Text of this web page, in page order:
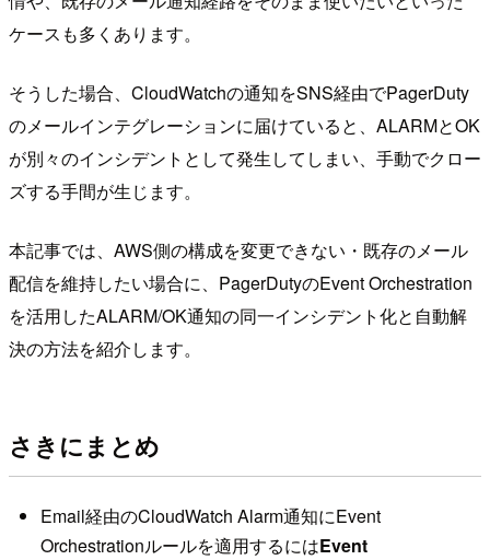
ケースも多くあります。
そうした場合、CloudWatchの通知をSNS経由でPagerDuty
のメールインテグレーションに届けていると、ALARMとOK
が別々のインシデントとして発生してしまい、手動でクロー
ズする手間が生じます。
本記事では、AWS側の構成を変更できない・既存のメール
配信を維持したい場合に、PagerDutyのEvent Orchestration
を活用したALARM/OK通知の同一インシデント化と自動解
決の方法を紹介します。
さきにまとめ
Email経由のCloudWatch Alarm通知にEvent
Orchestrationルールを適用するにはEvent